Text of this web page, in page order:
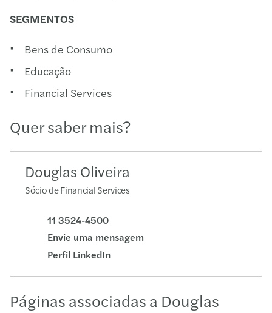
SEGMENTOS
Bens de Consumo
Educação
Financial Services
Quer saber mais?
Douglas Oliveira
Sócio de Financial Services
11 3524-4500
Envie uma mensagem
Perfil LinkedIn
Páginas associadas a Douglas